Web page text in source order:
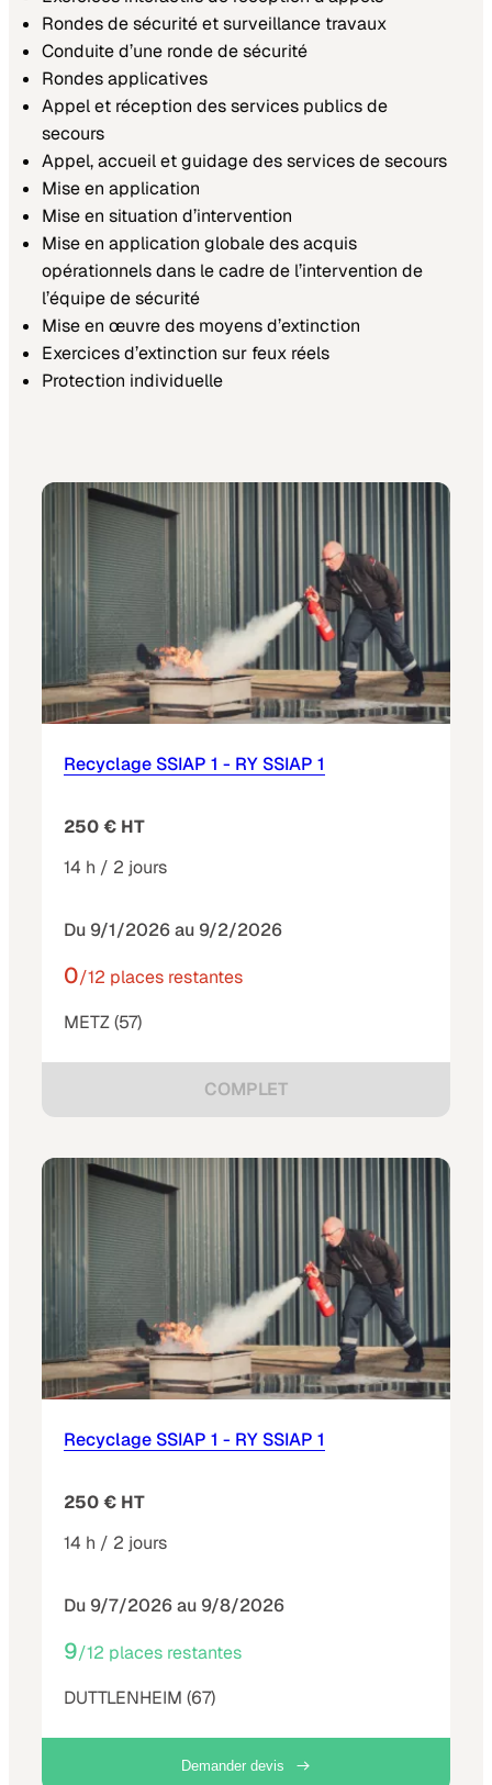
Rondes de sécurité et surveillance travaux
Conduite d’une ronde de sécurité
Rondes applicatives
Appel et réception des services publics de
secours
Appel, accueil et guidage des services de secours
Mise en application
Mise en situation d’intervention
Mise en application globale des acquis
opérationnels dans le cadre de l’intervention de
l’équipe de sécurité
Mise en œuvre des moyens d’extinction
Exercices d’extinction sur feux réels
Protection individuelle
Recyclage SSIAP 1 - RY SSIAP 1
250 € HT
14 h / 2 jours
Du 9/1/2026 au 9/2/2026
0/12 places restantes
METZ (57)
COMPLET
Recyclage SSIAP 1 - RY SSIAP 1
250 € HT
14 h / 2 jours
Du 9/7/2026 au 9/8/2026
9/12 places restantes
DUTTLENHEIM (67)
Demander devis